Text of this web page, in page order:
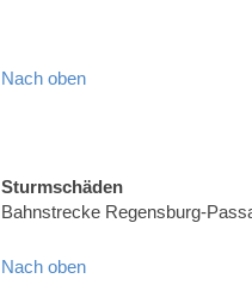
Nach oben
Sturmschäden
Bahnstrecke Regensburg-
Nach oben